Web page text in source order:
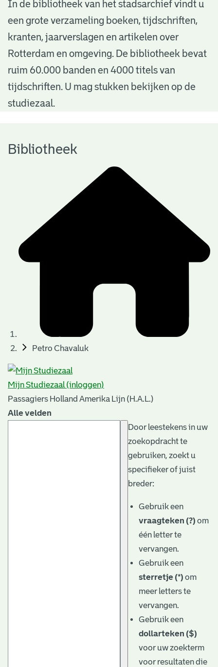
B
b
o
h
In de bibliotheek van het stadsarchief vindt u
een grote verzameling boeken, tijdschriften,
kranten, jaarverslagen en artikelen over
Rotterdam en omgeving. De bibliotheek bevat
ruim 60.000 banden en 4000 titels van
tijdschriften. U mag stukken bekijken op de
studiezaal.
Bibliotheek
Petro Chavaluk
Mijn Studiezaal (inloggen)
Passagiers Holland Amerika Lijn (H.A.L.)
Alle velden
Door leestekens in uw
zoekopdracht te
gebruiken, zoekt u
specifieker of juist
breder:
Gebruik een
vraagteken (?) om
één letter te
vervangen.
Gebruik een
sterretje (*) om
meer letters te
vervangen.
Gebruik een
dollarteken ($)
voor uw zoekterm
voor resultaten die